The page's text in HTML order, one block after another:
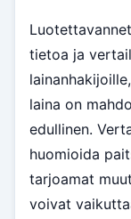
tietoa ja
laina on
edullinen.
huomioida
tarjoamat
voivat